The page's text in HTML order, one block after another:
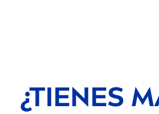
¿TIENES